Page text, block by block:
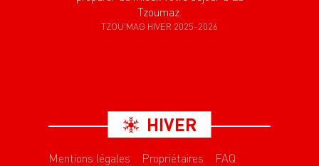
Tzoumaz.
TZOU'MAG HIVER 2025-2026
HIVER
Mentions légales Propriétaires
FAQ